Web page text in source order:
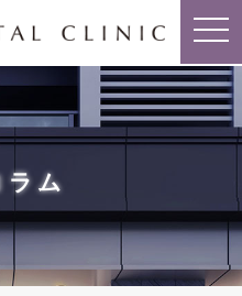
ラム
t
o
g
l
e
n
a
a
t
i
n